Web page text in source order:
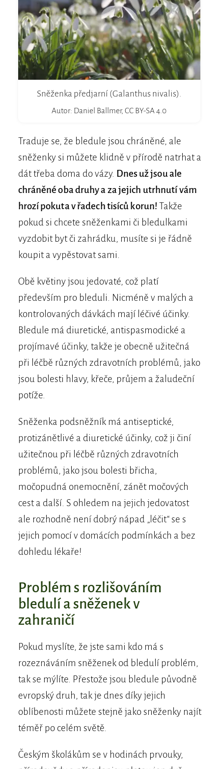
Sněženka předjarní (Galanthus nivalis).
Autor: Daniel Ballmer, CC BY-SA 4.0
Traduje se, že bledule jsou chráněné, ale
sněženky si můžete klidně v přírodě natrhat a
dát třeba doma do vázy. Dnes už jsou ale
chráněné oba druhy a za jejich utrhnutí vám
hrozí pokuta v řadech tisíců korun! Takže
pokud si chcete sněženkami či bledulkami
vyzdobit byt či zahrádku, musíte si je řádně
koupit a vypěstovat sami.
Obě květiny jsou jedovaté, což platí
především pro bleduli. Nicméně v malých a
kontrolovaných dávkách mají léčivé účinky.
Bledule má diuretické, antispasmodické a
projímavé účinky, takže je obecně užitečná
při léčbě různých zdravotních problémů, jako
jsou bolesti hlavy, křeče, průjem a žaludeční
potíže.
Sněženka podsněžník má antiseptické,
protizánětlivé a diuretické účinky, což ji činí
užitečnou při léčbě různých zdravotních
problémů, jako jsou bolesti břicha,
močopudná onemocnění, zánět močových
cest a další. S ohledem na jejich jedovatost
ale rozhodně není dobrý nápad „léčit“ se s
jejich pomocí v domácích podmínkách a bez
dohledu lékaře!
Problém s rozlišováním
bledulí a sněženek v
zahraničí
Pokud myslíte, že jste sami kdo má s
rozeznáváním sněženek od bledulí problém,
tak se mýlíte. Přestože jsou bledule původně
evropský druh, tak je dnes díky jejich
oblíbenosti můžete stejně jako sněženky najít
téměř po celém světě.
Českým školákům se v hodinách prvouky,